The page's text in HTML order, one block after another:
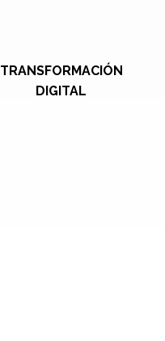
TRANSFORMACIÓN
DIGITAL